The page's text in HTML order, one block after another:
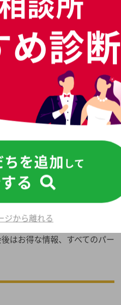
ートや交際対策まで専門のプ
ートなど、さまざまな分野で
婚へとサポートします。
彩なイベントを開催していま
はお得な情報、すべてのパー
め診断
を追加 して
る
ジから離れる